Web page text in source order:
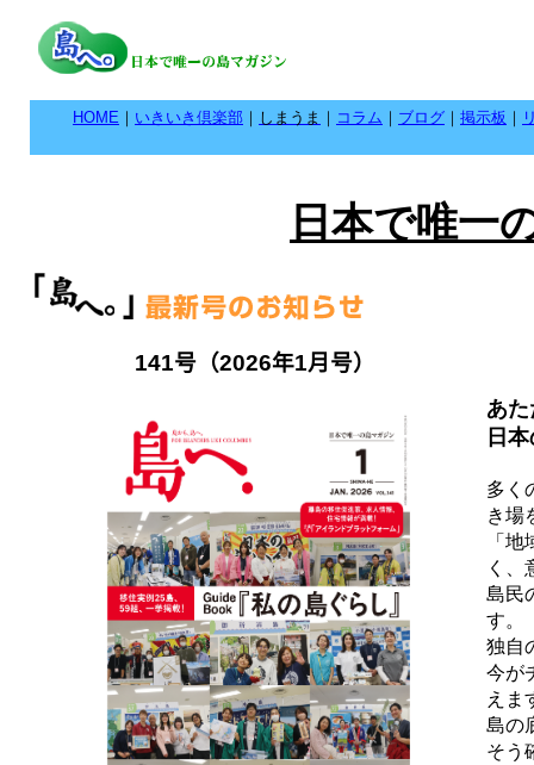
HOME ｜ いきいき倶楽部 ｜ しまうま ｜ コラム ｜ ブログ ｜ 掲示板 ｜
日本で唯一
141号（2026年1月号）
あ
日
多く
き場
「
く、
島民
す。
独自
今が
えま
島の
そう